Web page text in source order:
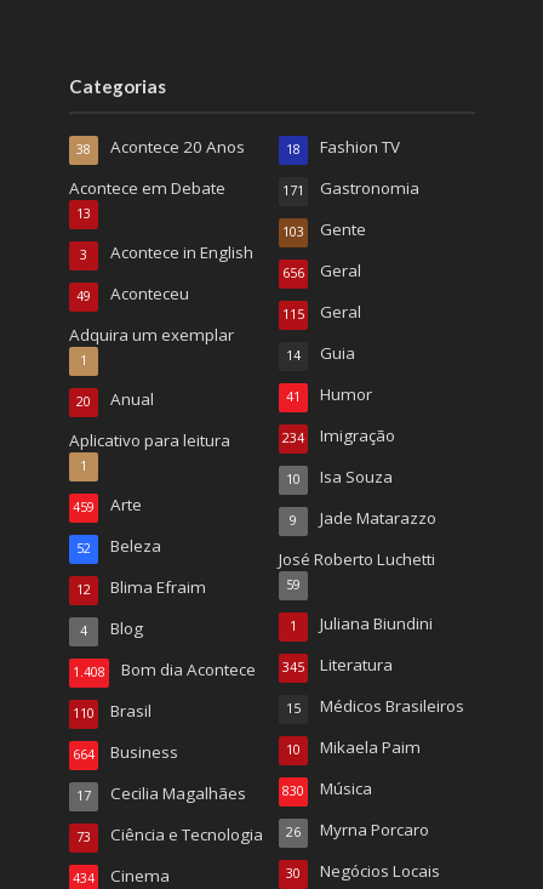
Categorias
Acontece 20 Anos
38
Acontece em Debate
13
Acontece in English
3
Aconteceu
49
Adquira um exemplar
1
Anual
20
Aplicativo para leitura
1
Arte
459
Beleza
52
Blima Efraim
12
Blog
4
Bom dia Acontece
1.408
Brasil
110
Business
664
Cecilia Magalhães
17
Ciência e Tecnologia
73
Cinema
434
Fashion TV
18
Gastronomia
171
Gente
103
Geral
656
Geral
115
Guia
14
Humor
41
Imigração
234
Isa Souza
10
Jade Matarazzo
9
José Roberto Luchetti
59
Juliana Biundini
1
Literatura
345
Médicos Brasileiros
15
Mikaela Paim
10
Música
830
Myrna Porcaro
26
Negócios Locais
30